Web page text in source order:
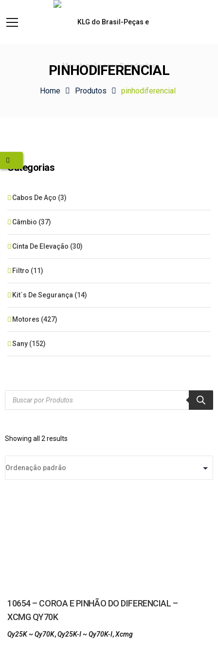
PINHODIFERENCIAL
Home Produtos pinhodiferencial
Categorias
Cabos De Aço (3)
Câmbio (37)
Cinta De Elevação (30)
Filtro (11)
Kit´s De Segurança (14)
Motores (427)
Sany (152)
Xcmg(425)
Products
search
Showing all 2 results
10654 – COROA E PINHÃO DO DIFERENCIAL –
XCMG QY70K
Qy25K ~ Qy70K,Qy25K-I ~ Qy70K-I,Xcmg